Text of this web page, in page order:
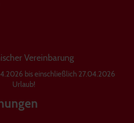
Vereinbarung
bis einschließlich 27.04.2026
Urlaub!